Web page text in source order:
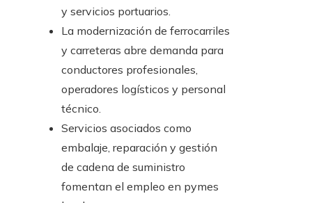
y servicios portuarios.
La modernización de ferrocarriles
y carreteras abre demanda para
conductores profesionales,
operadores logísticos y personal
técnico.
Servicios asociados como
embalaje, reparación y gestión
de cadena de suministro
fomentan el empleo en pymes